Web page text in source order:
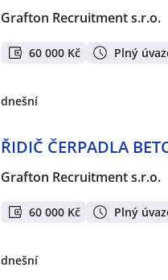
Grafton Recruitment s.r.o.
60 000 Kč Plný
dnešní
ŘIDIČ ČERPADLA
Grafton Recruitment s.r.o.
60 000 Kč Plný
dnešní